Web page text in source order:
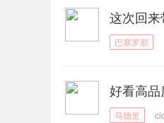
这次回来
好看高